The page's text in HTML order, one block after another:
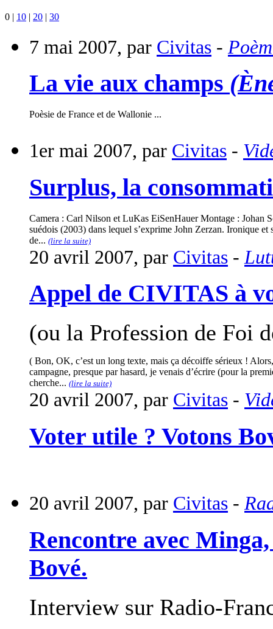
0 | 10 | 20 | 30
7 mai 2007, par Civitas -
La vie aux champs
Poèsie de France et de Wallonie ...
1er mai 2007, par Civitas -
Surplus, la
Camera : Carl Nilson et LuKas EiSenHauer Montage : Johan
suédois (2003) dans lequel s’exprime John Zerzan. Ironique
de... (lire la suite)
20 avril 2007, par Civitas -
Appel de CIVITAS à
(ou la Profession de Foi
( Bon, OK, c’est un long texte, mais ça décoiffe sérieux !
campagne, presque par hasard, je venais d’écrire (pour la
cherche... (lire la suite)
20 avril 2007, par Civitas -
Voter utile ? Votons
20 avril 2007, par Civitas -
Rencontre avec
Bové.
Interview sur Radio-